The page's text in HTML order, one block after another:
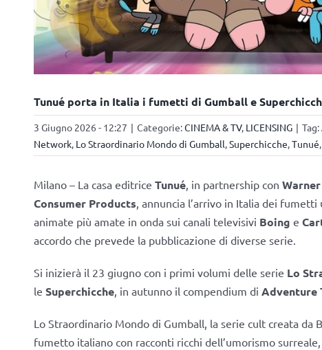
Tunué porta in Italia i fumetti di Gumball e
3 Giugno 2026 - 12:27 | Categorie:CINEMA & TV, LICENSING | Tag:
Network, Lo Straordinario Mondo di Gumball,Superchicche,Tunué,
Milano – La casa editrice Tunué, in partnership con
Consumer Products , annuncia l’arrivo in Italia dei
animate più amate in onda sui canali televisivi Boing e
accordo che prevede la pubblicazione di diverse serie.
Si inizierà il 23 giugno con i primi volumi delle serie Lo
le Superchicche, in autunno il compendium di Adventure
Lo Straordinario Mondo di Gumball, la serie cult creata da
fumetto italiano con racconti ricchi dell’umorismo